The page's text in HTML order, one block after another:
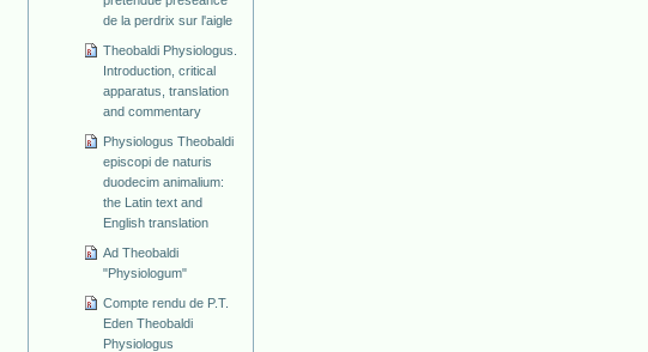
de la perdrix sur l'aigle
Theobaldi Physiologus.
Introduction, critical
apparatus, translation
and commentary
Physiologus Theobaldi
episcopi de naturis
duodecim animalium:
the Latin text and
English translation
Ad Theobaldi
"Physiologum"
Compte rendu de P.T.
Eden Theobaldi
Physiologus